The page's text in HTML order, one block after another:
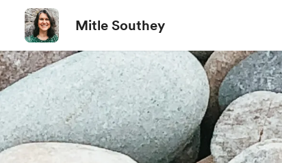
Mitle Southey